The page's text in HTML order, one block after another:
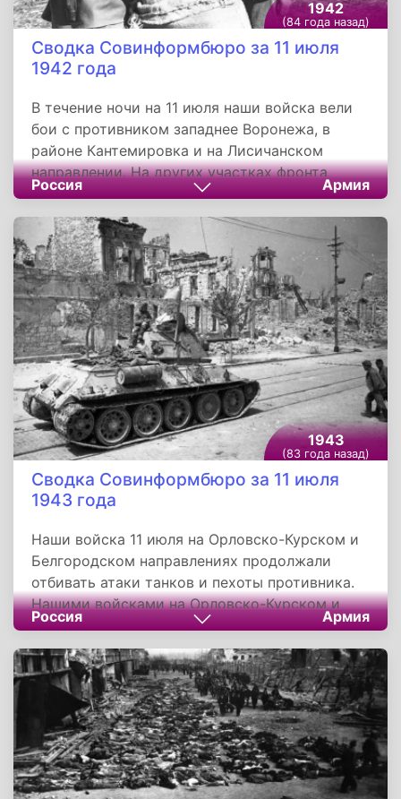
1942
(84 года назад)
Сводка Совинформбюро за 11 июля
1942 года
В течение ночи на 11 июля наши войска вели
бои с противником западнее Воронежа, в
районе Кантемировка и на Лисичанском
направлении. На других участках фронта
существенных изменений не произошло. Наши
части, действующие западнее Воронежа,
наносят противнику огромные потери.
Гвардейцы части, которой командует тов.
Чухин, уничтожили 2.500 немецких солдат и
офицеров, 10 танков, 3 броневика, 47 орудий
разных калибров, 10 миномётов, 25
пулемётов, 17 автомашин и 4 тягача.
Россия Армия
1943
(83 года назад)
Сводка Совинформбюро за 11 июля
1943 года
Наши войска 11 июля на Орловско-Курском и
Белгородском направлениях продолжали
отбивать атаки танков и пехоты противника.
Нашими войсками на Орловско-Курском и
Белгородском направлениях за день боёв
подбито и уничтожено 162 немецких танка. В
воздушных боях и зенитной артиллерией сбит
31 самолёт противника.
Россия Армия